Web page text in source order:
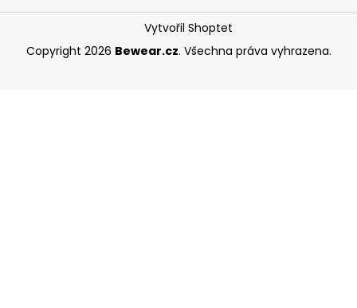
Vytvořil Shoptet
Copyright 2026 Bewear.cz. Všechna práva vyhrazena.